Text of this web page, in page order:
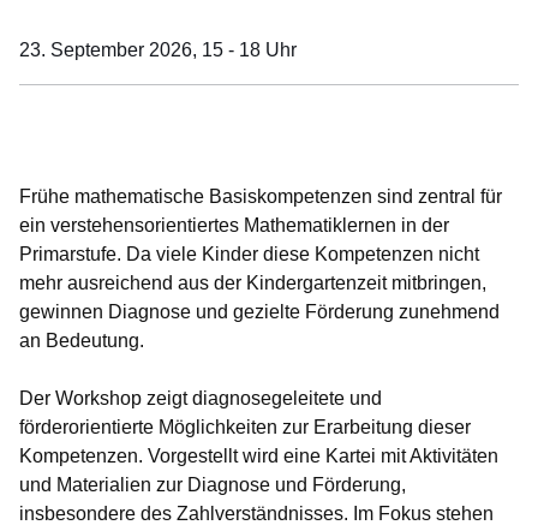
23. September 2026, 15 - 18 Uhr
Frühe mathematische Basiskompetenzen sind zentral für
ein verstehensorientiertes Mathematiklernen in der
Primarstufe. Da viele Kinder diese Kompetenzen nicht
mehr ausreichend aus der Kindergartenzeit mitbringen,
gewinnen Diagnose und gezielte Förderung zunehmend
an Bedeutung.
Der Workshop zeigt diagnosegeleitete und
förderorientierte Möglichkeiten zur Erarbeitung dieser
Kompetenzen. Vorgestellt wird eine Kartei mit Aktivitäten
und Materialien zur Diagnose und Förderung,
insbesondere des Zahlverständnisses. Im Fokus stehen